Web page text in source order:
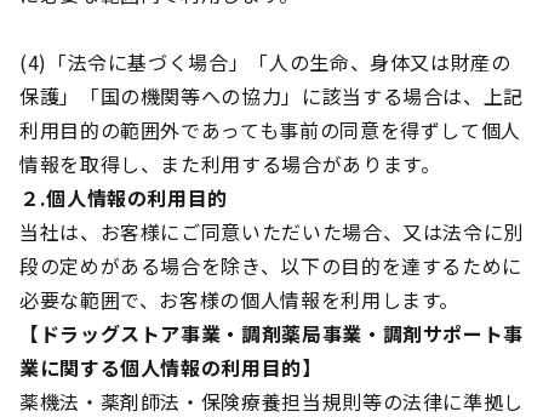
(4)「法令に基づく場合」「人の生命、身体又は財産の
保護」「国の機関等への協力」に該当する場合は、上記
利用目的の範囲外であっても事前の同意を得ずして個人
情報を取得し、また利用する場合があります。
２.個人情報の利用目的
当社は、お客様にご同意いただいた場合、又は法令に別
段の定めがある場合を除き、以下の目的を達するために
必要な範囲で、お客様の個人情報を利用します。
【ドラッグストア事業・調剤薬局事業・調剤サポート事
業に関する個人情報の利用目的】
薬機法・薬剤師法・保険療養担当規則等の法律に準拠し